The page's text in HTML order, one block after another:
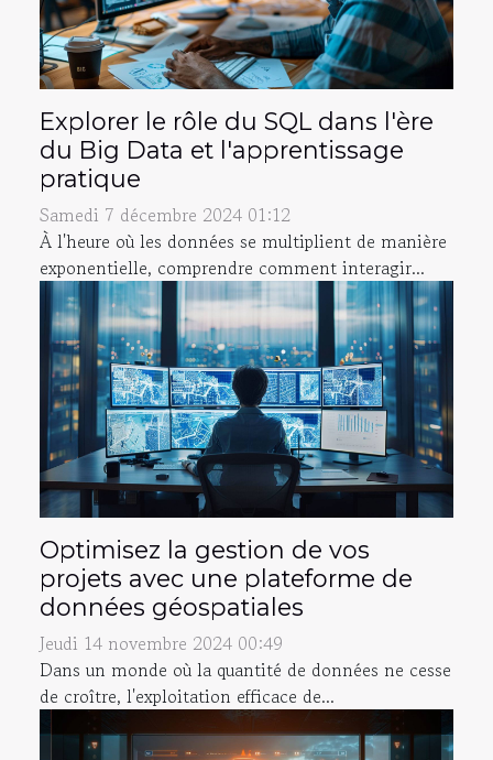
Explorer le rôle du SQL dans l'ère
du Big Data et l'apprentissage
pratique
Samedi 7 décembre 2024 01:12
À l'heure où les données se multiplient de manière
exponentielle, comprendre comment interagir...
Optimisez la gestion de vos
projets avec une plateforme de
données géospatiales
Jeudi 14 novembre 2024 00:49
Dans un monde où la quantité de données ne cesse
de croître, l'exploitation efficace de...